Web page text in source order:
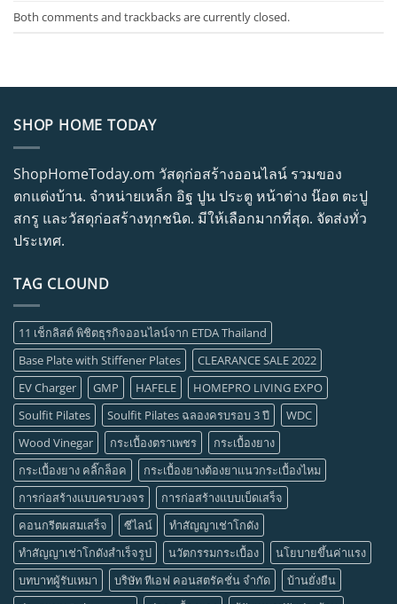
Both comments and trackbacks are currently closed.
SHOP HOME TODAY
ShopHomeToday.om วัสดุก่อสร้างออนไลน์ รวมของ
ตกแต่งบ้าน. จำหน่ายเหล็ก อิฐ ปูน ประตู หน้าต่าง น๊อต ตะปู
สกรู และวัสดุก่อสร้างทุกชนิด. มีให้เลือกมากที่สุด. จัดส่งทั่ว
ประเทศ.
TAG CLOUND
11 เช็กลิสต์ พิชิตธุรกิจออนไลน์จาก ETDA Thailand
Base Plate with Stiffener Plates
CLEARANCE SALE 2022
EV Charger
GMP HAFELE
HOMEPRO LIVING EXPO
Soulfit Pilates
Soulfit Pilates ฉลองครบรอบ 3 ปี
WDC
Wood Vinegar
กระเบื้องตราเพชร
กระเบื้องยาง
กระเบื้องยาง คลิ๊กล็อค
กระเบื้องยางต้องยาแนวกระเบื้องไหม
การก่อสร้างแบบครบวงจร
การก่อสร้างแบบเบ็ดเสร็จ
คอนกรีตผสมเสร็จ
ซีไลน์
ทำสัญญาเช่าโกดัง
ทำสัญญาเช่าโกดังสำเร็จรูป
นวัตกรรมกระเบื้อง
นโยบายขึ้นค่าแรง
บทบาทผู้รับเหมา
บริษัท ทีเอฟ คอนสตรัคชั่น จำกัด
บ้านยั่งยืน